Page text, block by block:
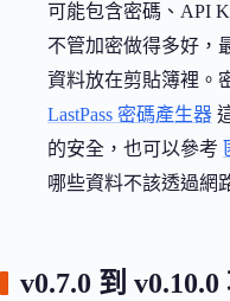
可能包含密碼、API
不管加密做得多好，
資料放在剪貼簿裡。
LastPass 密碼產生器
的安全，也可以參考
哪些資料不該透過網
v0.7.0 到